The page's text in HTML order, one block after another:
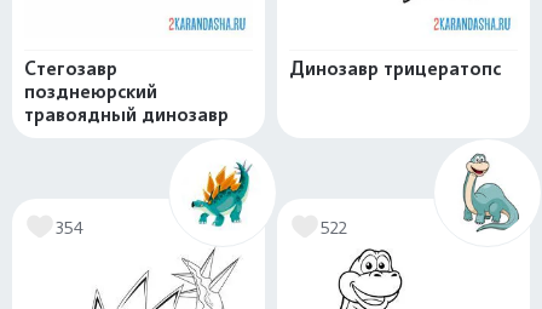
Стегозавр
позднеюрский
травоядный динозавр
Динозавр трицератопс
354 522